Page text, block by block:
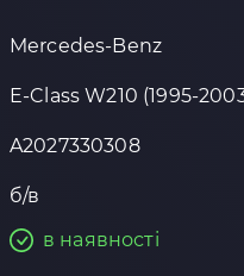
Mercedes-Benz
E-Class W210 (1995-
A2027330308
б/в
в наявності